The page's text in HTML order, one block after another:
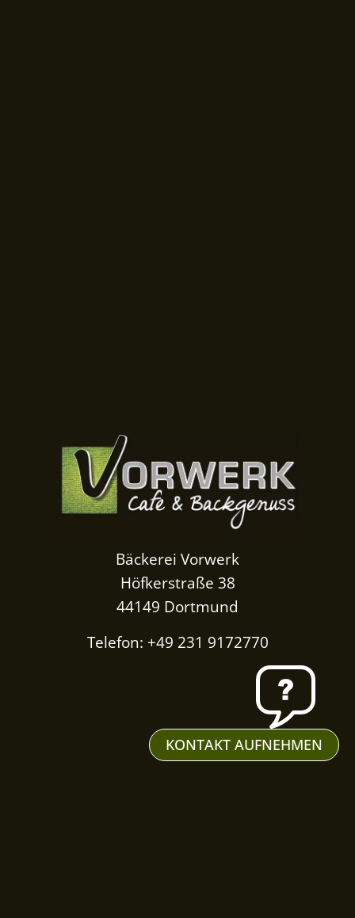
Bäckerei Vorwerk
Höfkerstraße 38
44149 Dortmund
Telefon: +49 231 9172770
KONTAKT AUFNEHMEN